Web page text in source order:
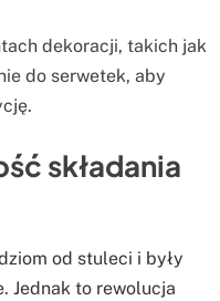
dekoracji, takich jak
do serwetek, aby
składania
od stuleci i były
Jednak to rewolucja